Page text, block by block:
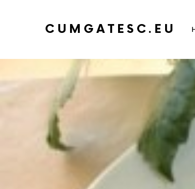
CUMGATESC.EU